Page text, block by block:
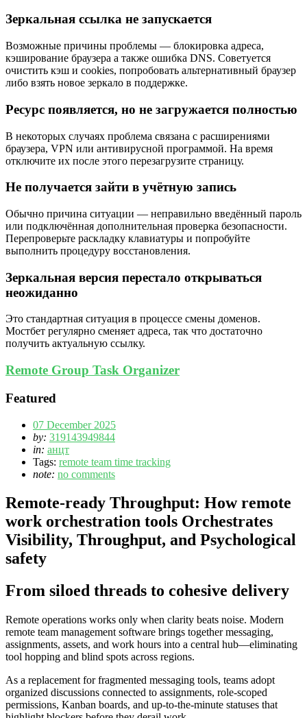
Зеркальная ссылка не запускается
Возможные причины проблемы — блокировка адреса,
кэширование браузера а также ошибка DNS. Советуется
очистить кэш и cookies, попробовать альтернативный браузер
либо взять новое зеркало в поддержке.
Ресурс появляется, но не загружается полностью
В некоторых случаях проблема связана с расширениями
браузера, VPN или антивирусной программой. На время
отключите их после этого перезагрузите страницу.
Не получается зайти в учётную запись
Обычно причина ситуации — неправильно введённый пароль
или подключённая дополнительная проверка безопасности.
Перепроверьте раскладку клавиатуры и попробуйте
выполнить процедуру восстановления.
Зеркальная версия перестало открываться
неожиданно
Это стандартная ситуация в процессе смены доменов.
Мостбет регулярно сменяет адреса, так что достаточно
получить актуальную ссылку.
Remote Group Task Organizer
Featured
07 December 2025
by: 319143949844
in: анцт
Tags: remote team time tracking
note: no comments
Remote-ready Throughput: How remote
work orchestration tools Orchestrates
Visibility, Throughput, and Psychological
safety
From siloed threads to cohesive delivery
Remote operations works only when clarity beats noise. Modern
remote team management software brings together messaging,
assignments, assets, and work hours into a central hub—eliminating
tool hopping and blind spots across regions.
As a replacement for fragmented messaging tools, teams adopt
organized discussions connected to assignments, role-scoped
permissions, Kanban boards, and up‑to‑the‑minute statuses that